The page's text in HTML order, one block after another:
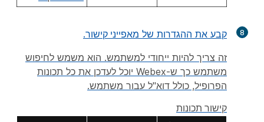
8 קבע את ההגדרות של מאפייני קישור.
זה צריך להיות ייחודי למשתמש. הוא משמש לחיפוש
משתמש כך ש-Webex יוכל לעדכן את כל תכונות
הפרופיל, כולל דוא"ל עבור משתמש.
קישור תכונות